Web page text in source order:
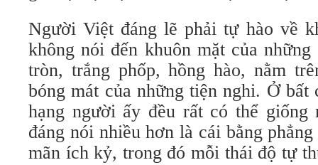
Người Việt đáng lẽ phải tự hào về
không nói đến khuôn mặt của
tròn, trắng phốp, hồng hào, nằm
bóng mát của những tiện nghi. Ở bất
hạng người ấy đều rất có thể giống
đáng nói nhiều hơn là cái bằng
mãn ích kỷ, trong đó mỗi thái độ tự